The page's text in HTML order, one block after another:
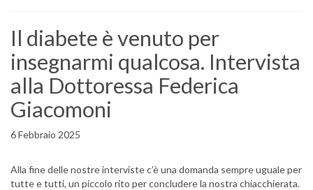
Il diabete è venuto per
insegnarmi qualcosa. Intervista
alla Dottoressa Federica
Giacomoni
6 Febbraio 2025
Alla fine delle nostre interviste c’è una domanda sempre uguale per
tutte e tutti, un piccolo rito per concludere la nostra chiacchierata.